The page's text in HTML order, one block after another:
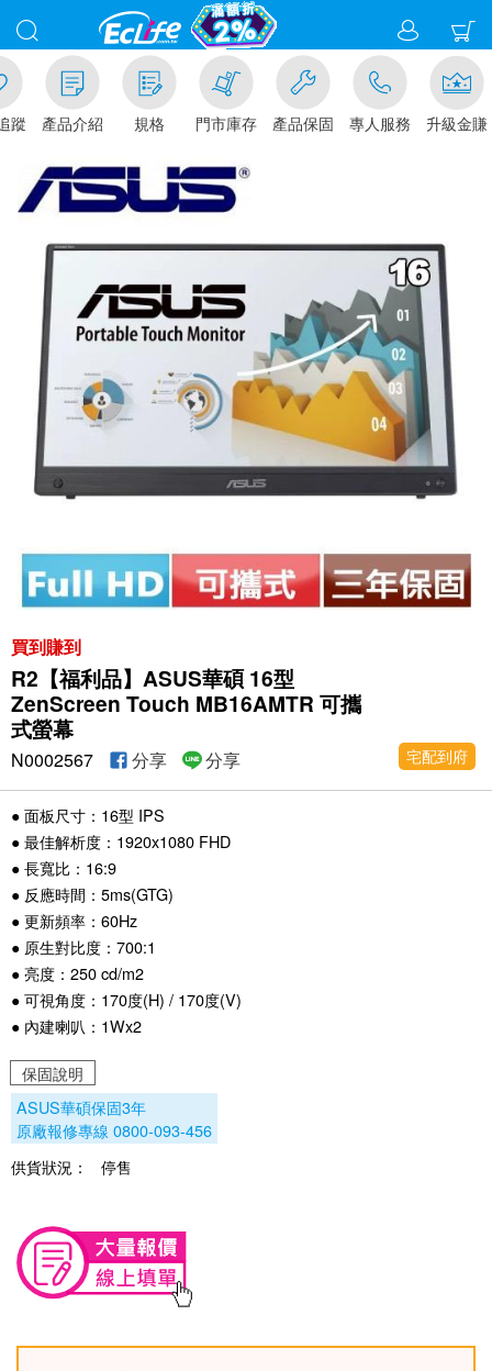
蹤 產品介紹 規格 門市庫存 產品保固 專人服務 升級金賺
買到賺到
R2【福利品】ASUS華碩 16型
ZenScreen Touch MB16AMTR 可攜
式螢幕
宅配到府
N0002567 分享 分享
● 面板尺寸：16型 IPS
● 最佳解析度：1920x1080 FHD
● 長寬比：16:9
● 反應時間：5ms(GTG)
● 更新頻率：60Hz
● 原生對比度：700:1
● 亮度：250 cd/m2
● 可視角度：170度(H) / 170度(V)
● 內建喇叭：1Wx2
保固說明
ASUS華碩保固3年
原廠報修專線 0800-093-456
供貨狀況：
停售